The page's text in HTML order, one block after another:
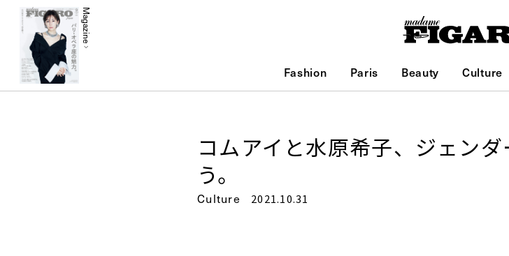
Magazine
Fashion Paris Beauty Culture
コムアイと水原希子、ジェン
う。
Culture 2021.10.31